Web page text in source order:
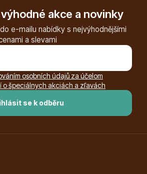
akce a novinky
e-mailu nabídky s nejvýhodnějšími
a slevami
se k odběru
osobních údajů za účelom
o špeciálnych akciách a zľavách